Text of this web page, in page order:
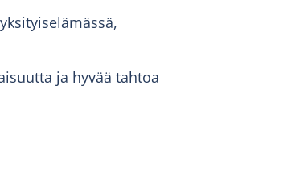
ja hyvää tahtoa